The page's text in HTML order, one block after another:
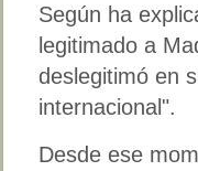
Según ha
legitimado a
deslegitimó en
internacional".
Desde ese